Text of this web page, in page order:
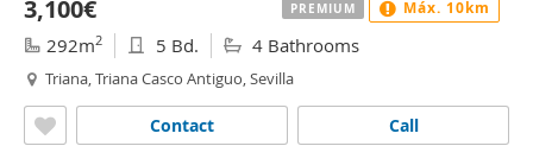
3,100€
292m2 5 Bd. 4 Bathrooms
Triana, Triana Casco Antiguo, Sevilla
Call
Contact
PREMIUM Máx. 10km